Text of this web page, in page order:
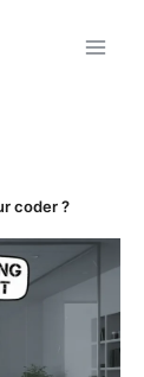
coder ?